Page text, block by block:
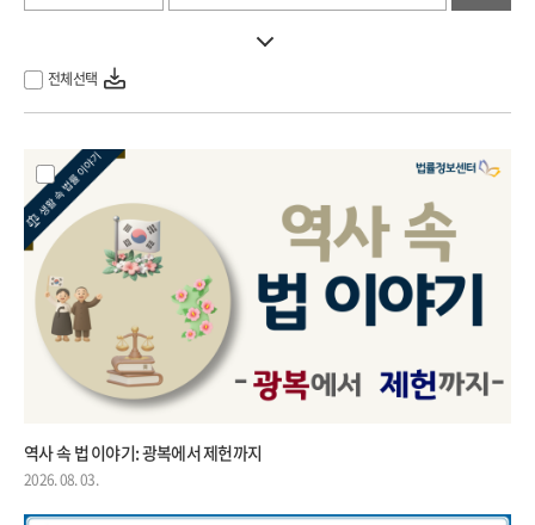
전체선택
역사 속 법 이야기: 광복에서 제헌까지
2026. 08. 03.